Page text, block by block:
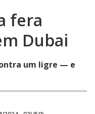
fera
Dubai
um ligre — e